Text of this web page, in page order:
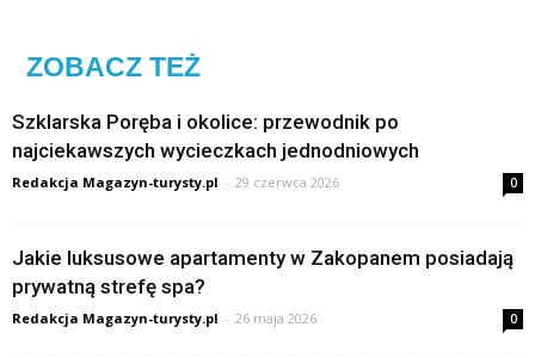
ZOBACZ TEŻ
Szklarska Poręba i okolice: przewodnik po
najciekawszych wycieczkach jednodniowych
Redakcja Magazyn-turysty.pl - 29 czerwca 2026 0
Jakie luksusowe apartamenty w Zakopanem posiadają
prywatną strefę spa?
Redakcja Magazyn-turysty.pl - 26 maja 2026 0